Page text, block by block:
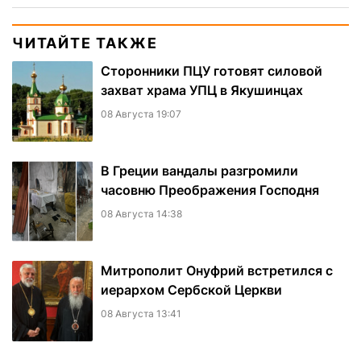
ЧИТАЙТЕ ТАКЖЕ
Сторонники ПЦУ готовят силовой
захват храма УПЦ в Якушинцах
08 Августа 19:07
В Греции вандалы разгромили
часовню Преображения Господня
08 Августа 14:38
Митрополит Онуфрий встретился с
иерархом Сербской Церкви
08 Августа 13:41